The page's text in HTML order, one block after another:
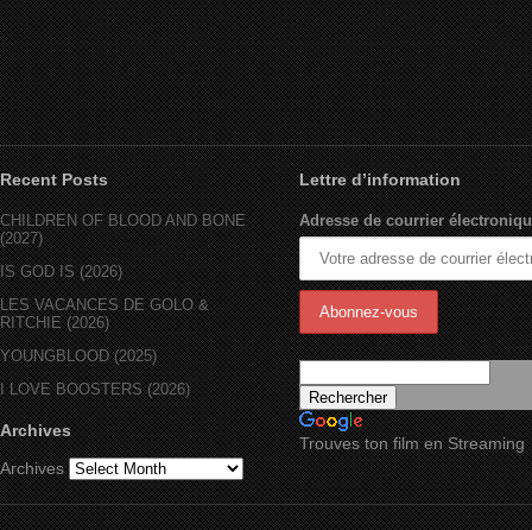
Recent Posts
CHILDREN OF BLOOD AND BONE
(2027)
IS GOD IS (2026)
LES VACANCES DE GOLO &
RITCHIE (2026)
YOUNGBLOOD (2025)
I LOVE BOOSTERS (2026)
Archives
Archives
Lettre d’information
Adresse de courrier
Trouves ton film en Streaming